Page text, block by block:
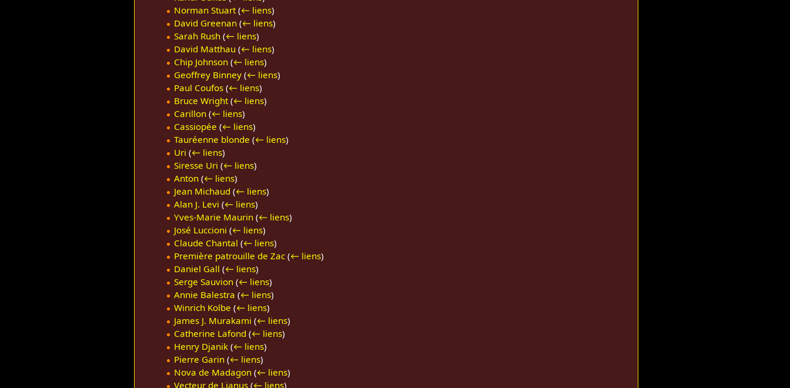
Norman Stuart (← liens)
David Greenan (← liens)
Sarah Rush (← liens)
David Matthau (← liens)
Chip Johnson (← liens)
Geoffrey Binney (← liens)
Paul Coufos (← liens)
Bruce Wright (← liens)
Carillon (← liens)
Cassiopée (← liens)
Tauréenne blonde (← liens)
Uri (← liens)
Siresse Uri (← liens)
Anton (← liens)
Jean Michaud (← liens)
Alan J. Levi (← liens)
Yves-Marie Maurin (← liens)
José Luccioni (← liens)
Claude Chantal (← liens)
Première patrouille de Zac (← liens)
Daniel Gall (← liens)
Serge Sauvion (← liens)
Annie Balestra (← liens)
Winrich Kolbe (← liens)
James J. Murakami (← liens)
Catherine Lafond (← liens)
Henry Djanik (← liens)
Pierre Garin (← liens)
Nova de Madagon (← liens)
Vecteur de Lianus (← liens)